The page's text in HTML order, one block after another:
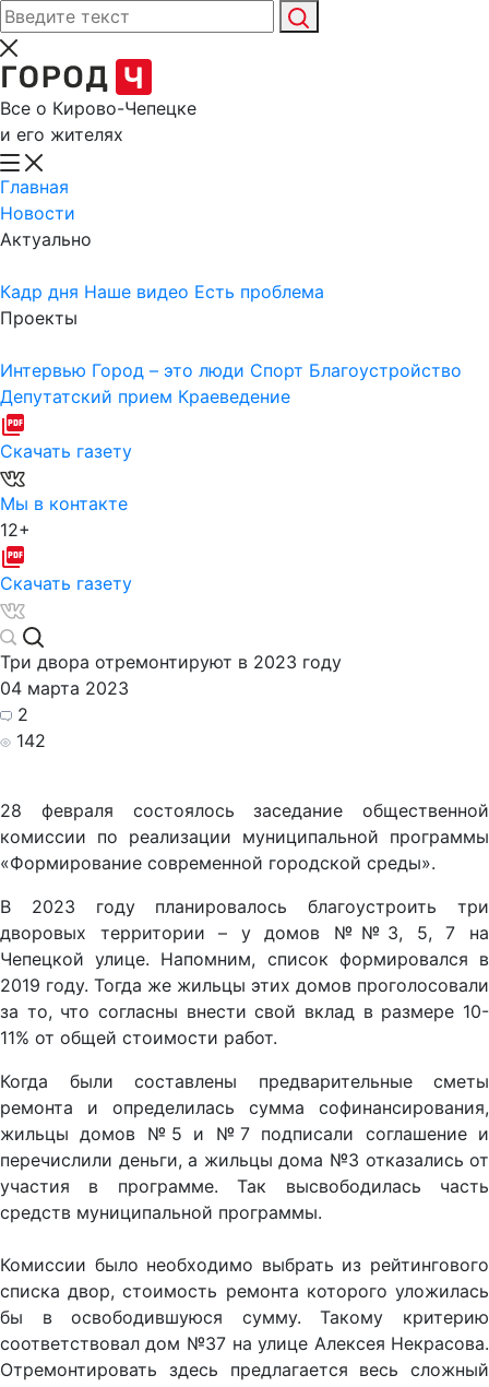
Все о Кирово-Чепецке
и его жителях
Главная
Новости
Актуально
Кадр дня Наше видео Есть проблема
Проекты
Интервью Город – это люди Спорт Благоустройство
Депутатский прием Краеведение
Скачать газету
Мы в контакте
12+
Скачать газету
Три двора отремонтируют в 2023 году
04 марта 2023
2
142
28 февраля состоялось заседание общественной
комиссии по реализации муниципальной программы
«Формирование современной городской среды».
В 2023 году планировалось благоустроить три
дворовых территории – у домов №№3, 5, 7 на
Чепецкой улице. Напомним, список формировался в
2019 году. Тогда же жильцы этих домов проголосовали
за то, что согласны внести свой вклад в размере 10-
11% от общей стоимости работ.
Когда были составлены предварительные сметы
ремонта и определилась сумма софинансирования,
жильцы домов №5 и №7 подписали соглашение и
перечислили деньги, а жильцы дома №3 отказались от
участия в программе. Так высвободилась часть
средств муниципальной программы.
Комиссии было необходимо выбрать из рейтингового
списка двор, стоимость ремонта которого уложилась
бы в освободившуюся сумму. Такому критерию
соответствовал дом №37 на улице Алексея Некрасова.
Отремонтировать здесь предлагается весь сложный